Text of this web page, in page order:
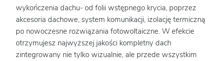
wykończenia dachu- od folii wstępnego krycia, poprzez
akcesoria dachowe, system komunikacji, izolację termiczną
po nowoczesne rozwiązania fotowoltaiczne. W efekcie
otrzymujesz najwyższej jakości kompletny dach
zintegrowany nie tylko wizualnie, ale przede wszystkim